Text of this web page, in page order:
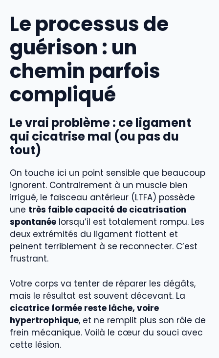
Le processus de
guérison : un
chemin parfois
compliqué
Le vrai problème : ce ligament
qui cicatrise mal (ou pas du
tout)
On touche ici un point sensible que beaucoup
ignorent. Contrairement à un muscle bien
irrigué, le faisceau antérieur (LTFA) possède
une très faible capacité de cicatrisation
spontanée lorsqu’il est totalement rompu. Les
deux extrémités du ligament flottent et
peinent terriblement à se reconnecter. C’est
frustrant.
Votre corps va tenter de réparer les dégâts,
mais le résultat est souvent décevant. La
cicatrice formée reste lâche, voire
hypertrophique, et ne remplit plus son rôle de
frein mécanique. Voilà le cœur du souci avec
cette lésion.